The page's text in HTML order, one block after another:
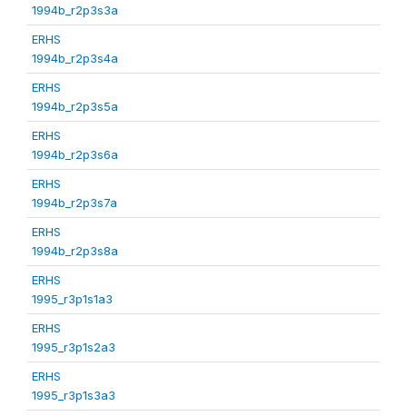
1994b_r2p3s3a
ERHS
1994b_r2p3s4a
ERHS
1994b_r2p3s5a
ERHS
1994b_r2p3s6a
ERHS
1994b_r2p3s7a
ERHS
1994b_r2p3s8a
ERHS
1995_r3p1s1a3
ERHS
1995_r3p1s2a3
ERHS
1995_r3p1s3a3